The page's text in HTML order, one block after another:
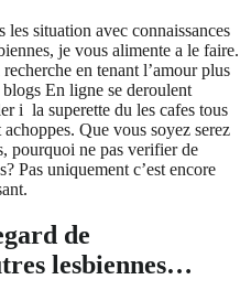
les situation avec connaissances
je vous alimente a le faire.
en tenant l’amour plus
blogs En ligne se deroulent
i la superette du les cafes tous
Que vous soyez serez
pourquoi ne pas verifier de
Pas uniquement c’est encore
de
lesbiennes…